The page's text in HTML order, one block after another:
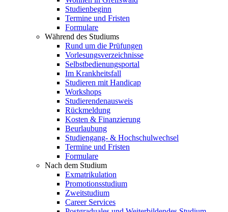
Studienbeginn
Termine und Fristen
Formulare
Während des Studiums
Rund um die Prüfungen
Vorlesungsverzeichnisse
Selbstbedienungsportal
Im Krankheitsfall
Studieren mit Handicap
Workshops
Studierendenausweis
Rückmeldung
Kosten & Finanzierung
Beurlaubung
Studiengang- & Hochschulwechsel
Termine und Fristen
Formulare
Nach dem Studium
Exmatrikulation
Promotionsstudium
Zweitstudium
Career Services